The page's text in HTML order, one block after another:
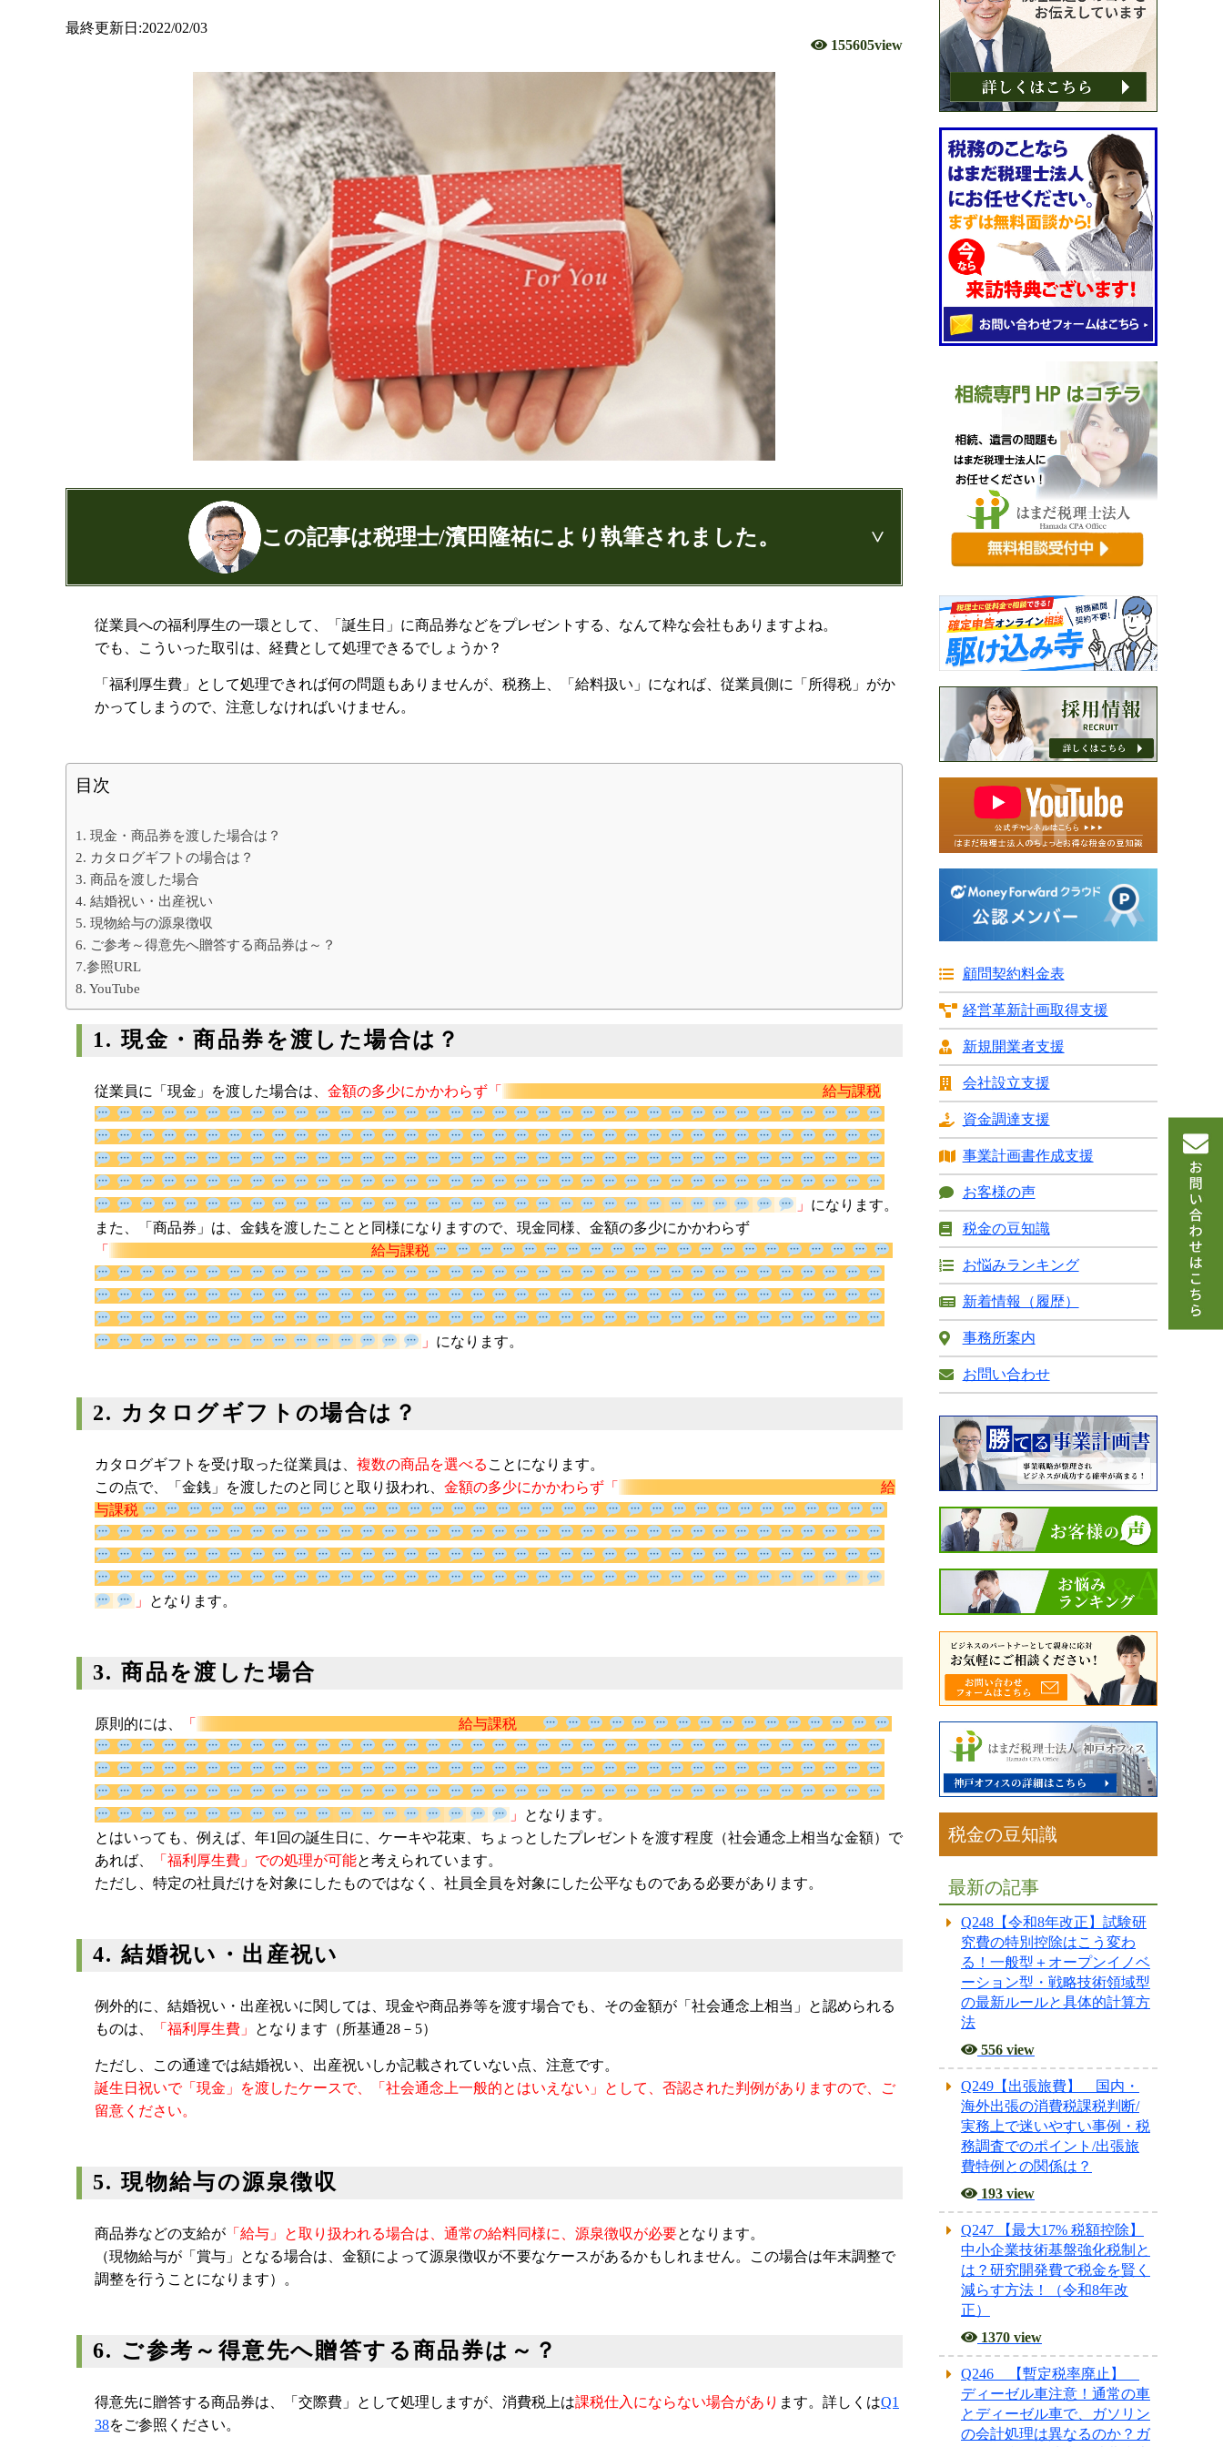
最終更新日:2022/02/03
155605view
この記事は税理士/濱田隆祐により執筆されました。
はまだ税理士法人
の代表税理士
日本公認会計士協会 兵庫会：登録番号17074
兵庫県行政書士会：登録番号19300373
従業員への福利厚生の一環として、「誕生日」に商品券などをプレゼントする、なんて粋な会社もありますよね。
でも、こういった取引は、経費として処理できるでしょうか？
「福利厚生費」として処理できれば何の問題もありませんが、税務上、「給料扱い」になれば、従業員側に「所得税」がか
かってしまうので、注意しなければいけません。
目次
1. 現金・商品券を渡した場合は？
2. カタログギフトの場合は？
3. 商品を渡した場合
4. 結婚祝い・出産祝い
5. 現物給与の源泉徴収
6. ご参考～得意先へ贈答する商品券は～？
7.参照URL
8. YouTube
1. 現金・商品券を渡した場合は？
従業員に「現金」を渡した場合は、 金額の多少にかかわらず「 給与課税
」
になります。
また、「商品券」は、金銭を渡したことと同様になりますので、現金同様、金額の多少にかかわらず
「
給与課税
カタログギフトを受け取った従業員は、複数の商品を選べることになります。
この点で、「金銭」を渡したのと同じと取り扱われ、 金額の多少にかかわらず「
与課税
原則的には、 「 給与課税
」となります。
とはいっても、例えば、年1回の誕生日に、ケーキや花束、ちょっとしたプレゼントを渡す程度（社会通念上相当な金額）で
あれば、 「福利厚生費」での処理が可能と考えられています。
例外的に、結婚祝い・出産祝いに関しては、現金や商品券等を渡す場合でも、その金額が「社会通念上相当」と認められる
ただし、この通達では結婚祝い、出産祝いしか記載されていない点、注意です。
誕生日祝いで「現金」を渡したケースで、「社会通念上一般的とはいえない」として、否認された判例がありますので、ご
商品券などの支給が 「給与」と取り扱われる場合は、通常の給料同様に、源泉徴収が必要となります。
（現物給与が「賞与」となる場合は、金額によって源泉徴収が不要なケースがあるかもしれません。この場合は年末調整で
得意先に贈答する商品券は、「交際費」として処理しますが、消費税上は
顧問契約料金表
経営革新計画取得支援
新規開業者支援
会社設立支援
資金調達支援
事業計画書作成支援
お客様の声
税金の豆知識
お悩みランキング
新着情報（履歴）
事務所案内
お問い合わせ
税金の豆知識
最新の記事
Q248【令和8年改正】試験研
究費の特別控除はこう変わ
る！一般型＋オープンイノベ
ーション型・戦略技術領域型
の最新ルールと具体的計算方
法
556 view
Q249【出張旅費】 国内・
海外出張の消費税課税判断/
実務上で迷いやすい事例・税
務調査でのポイント/出張旅
費特例との関係は？
193 view
Q247 【最大17% 税額控除】
中小企業技術基盤強化税制と
は？研究開発費で税金を賢く
減らす方法！（令和8年改
正）
1370 view
Q246 【暫定税率廃止】
ディーゼル車注意！通常の車
とディーゼル車で、ガソリン
の会計処理は異なるのか？ガ